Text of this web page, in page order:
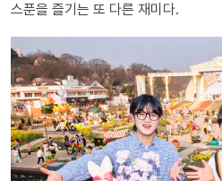
스푼을 즐기는 또 다른 재미다.